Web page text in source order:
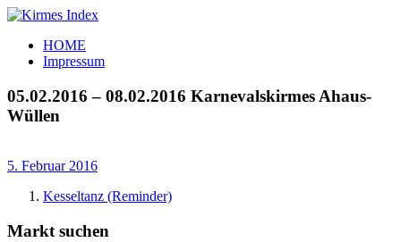
Zum
springen
Kirmes
Index
Tourpläne
der
letzten
Jahre
HOME
Impressum
05.02.2016 – 08.02.2016 Karnevalskirmes Ahaus-
Wüllen
5. Februar 2016
Kesseltanz (Reminder)
Markt suchen